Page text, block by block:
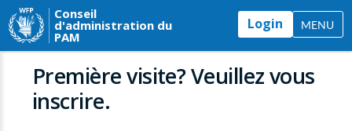
Conseil
d'administration du
PAM
Login MENU
Première visite? Veuillez vous
inscrire.